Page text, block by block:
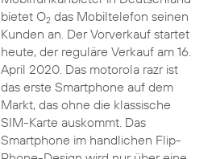
bietet O2das Mobiltelefon seinen
Kunden an. Der Vorverkauf startet
heute, der reguläre Verkauf am 16.
April 2020. Das motorola razr ist
das erste Smartphone auf dem
Markt, das ohne die klassische
SIM-Karte auskommt. Das
Smartphone im handlichen Flip-